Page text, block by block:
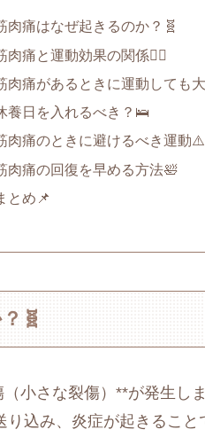
肉痛はなぜ起きるのか？🧬
肉痛と運動効果の関係🏋️‍♂️
肉痛があるときに運動しても
養日を入れるべき？🛌
肉痛のときに避けるべき運動⚠️
肉痛の回復を早める方法🛀
とめ📌
🧬
小さな裂傷）**が発生しま
込み、炎症が起きること